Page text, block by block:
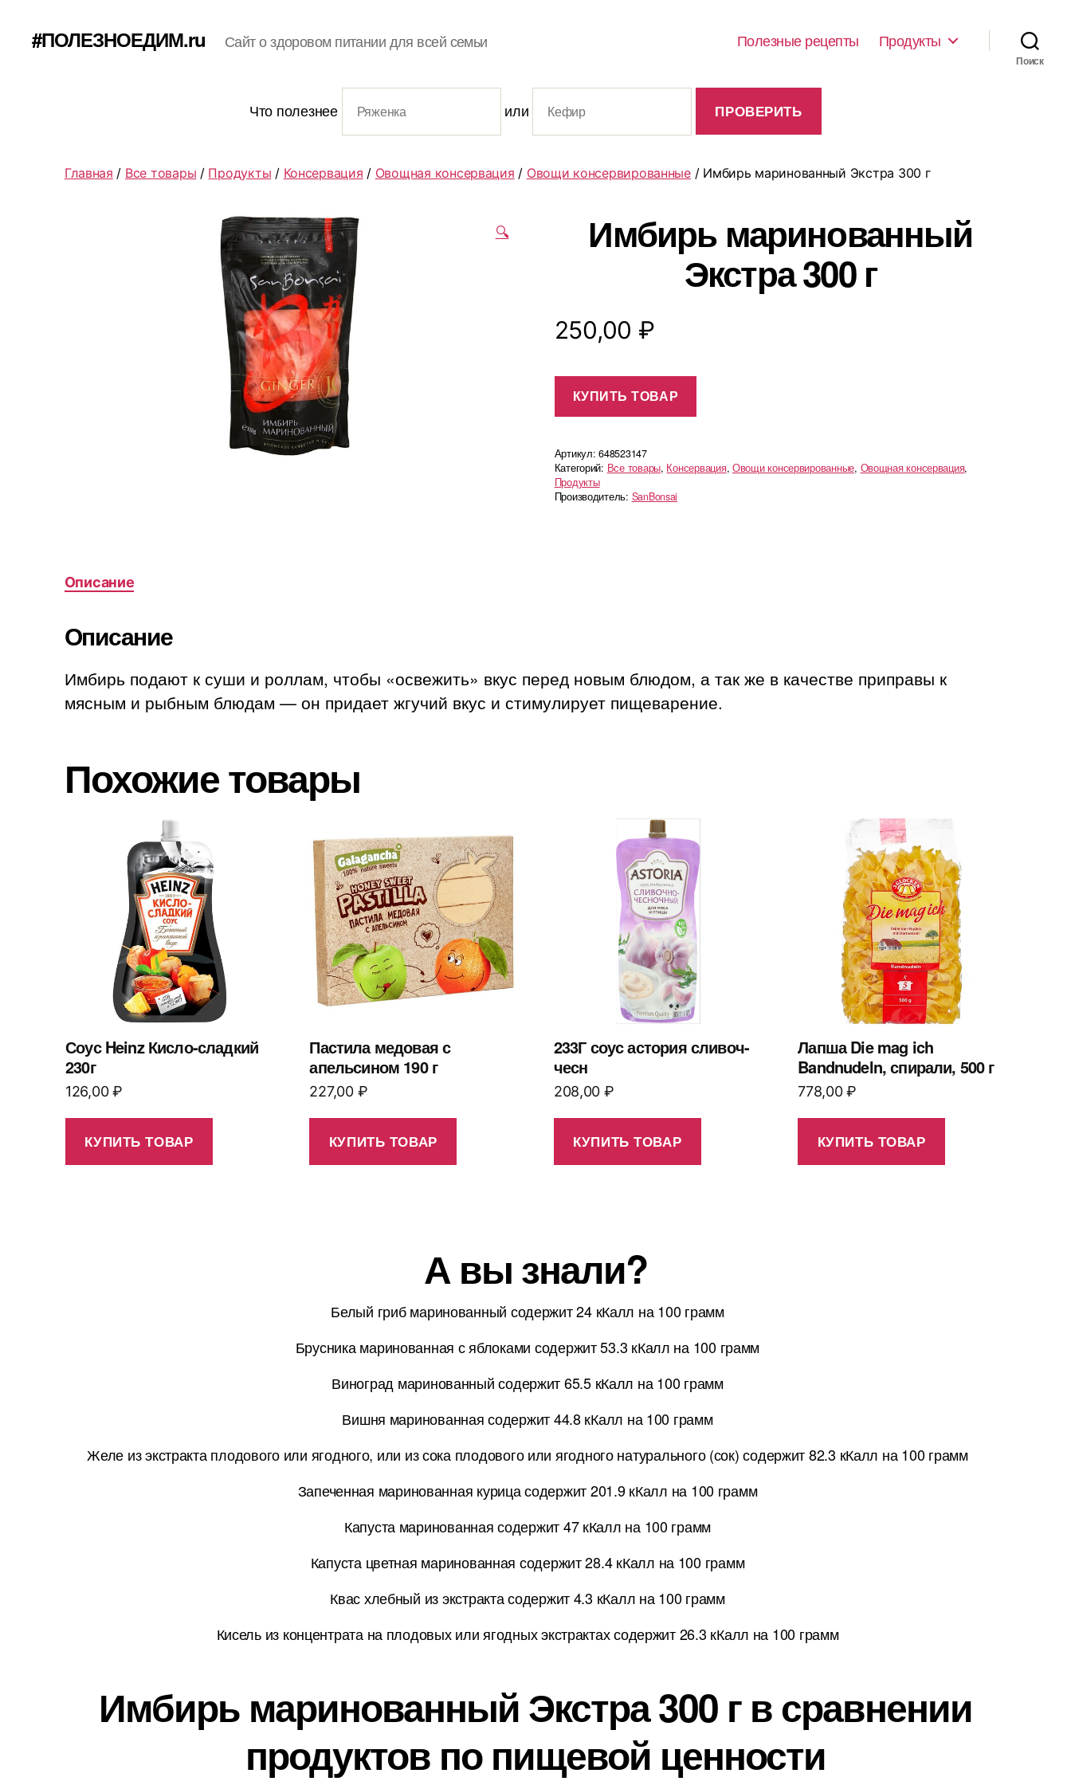
#ПОЛЕЗНОЕДИМ.ru Сайт о здоровом питании для всей семьи Полезные рецепты Продукты
Поиск
Что полезнее или
Главная / Все товары / Продукты / Консервация / Овощная консервация / Овощи консервированные/ Имбирь маринованный Экстра 300 г
🔍 Имбирь маринованный
Экстра 300 г
250,00 ₽
КУПИТЬ ТОВАР
Артикул:648523147
Категорий: Все товары, Консервация, Овощи консервированные, Овощная консервация,
Продукты
Производитель: SanBonsai
Описание
Описание
Имбирь подают к суши и роллам, чтобы «освежить» вкус перед новым блюдом, а так же в качестве приправы к
мясным и рыбным блюдам — он придает жгучий вкус и стимулирует пищеварение.
Похожие товары
Соус Heinz Кисло-сладкий
230г
126,00₽
КУПИТЬ ТОВАР
Пастила медовая с
апельсином 190 г
227,00 ₽
КУПИТЬ ТОВАР
233Г соус астория сливоч-
чесн
208,00 ₽
КУПИТЬ ТОВАР
Лапша Die mag ich
Bandnudeln, спирали, 500 г
778,00₽
КУПИТЬ ТОВАР
А вы знали?
Белый гриб маринованный содержит 24 кКалл на 100 грамм
Брусника маринованная с яблоками содержит 53.3 кКалл на 100 грамм
Виноград маринованный содержит 65.5 кКалл на 100 грамм
Вишня маринованная содержит 44.8 кКалл на 100 грамм
Желе из экстракта плодового или ягодного, или из сока плодового или ягодного натурального (сок) содержит 82.3 кКалл на 100 грамм
Запеченная маринованная курица содержит 201.9 кКалл на 100 грамм
Капуста маринованная содержит 47 кКалл на 100 грамм
Капуста цветная маринованная содержит 28.4 кКалл на 100 грамм
Квас хлебный из экстракта содержит 4.3 кКалл на 100 грамм
Кисель из концентрата на плодовых или ягодных экстрактах содержит 26.3 кКалл на 100 грамм
Имбирь маринованный Экстра 300 г в сравнении
продуктов по пищевой ценности